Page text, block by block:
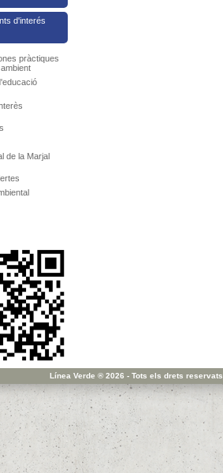
d'interés
pràctiques
de la Marjal
Línea Verde ® 2026 - Tots els drets reservats